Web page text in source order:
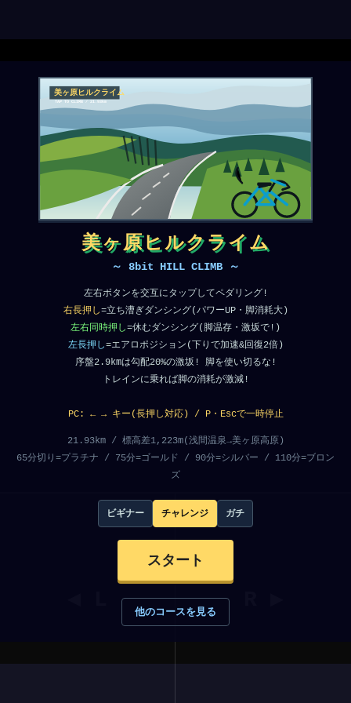
美ヶ原ヒルクライム
～ 8bit HILL CLIMB ～
左右ボタンを交互にタップしてペダリング!
右長押し=立ち漕ぎダンシング(パワーUP・脚消耗大)
左右同時押し=休むダンシング(脚温存・激坂で!)
左長押し=エアロポジション(下りで加速&回復2倍)
序盤2.9kmは勾配20%の激坂! 脚を使い切るな!
トレインに乗れば脚の消耗が激減!
PC: ← → キー(長押し対応) / P・Escで一時停止
21.93km / 標高差1,223m(浅間温泉→美ヶ原高原)
65分切り=プラチナ / 75分=ゴールド / 90分=シルバー / 110分=ブロン
ズ
ビギナー チャレンジ ガチ
スタート
他のコースを見る